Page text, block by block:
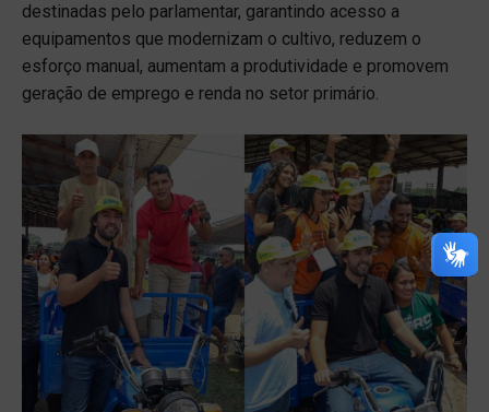
destinadas pelo parlamentar, garantindo acesso a
equipamentos que modernizam o cultivo, reduzem o
esforço manual, aumentam a produtividade e promovem
geração de emprego e renda no setor primário.